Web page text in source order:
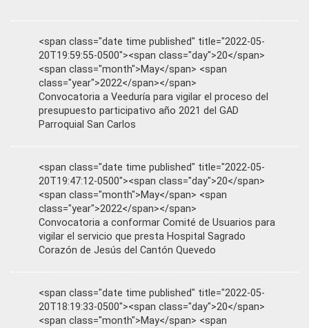
<span class="date time published" title="2022-05-
20T19:59:55-0500"><span class="day">20</span>
<span class="month">May</span> <span
class="year">2022</span></span>
Convocatoria a Veeduría para vigilar el proceso del
presupuesto participativo año 2021 del GAD
Parroquial San Carlos
<span class="date time published" title="2022-05-
20T19:47:12-0500"><span class="day">20</span>
<span class="month">May</span> <span
class="year">2022</span></span>
Convocatoria a conformar Comité de Usuarios para
vigilar el servicio que presta Hospital Sagrado
Corazón de Jesús del Cantón Quevedo
<span class="date time published" title="2022-05-
20T18:19:33-0500"><span class="day">20</span>
<span class="month">May</span> <span